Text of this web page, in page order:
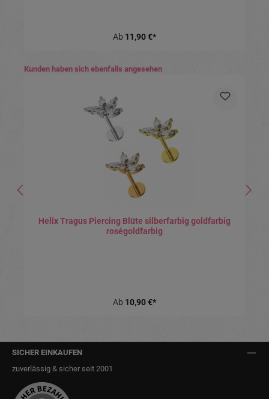
Ab 11,90 €*
Produktgalerie überspringen
Kunden haben sich ebenfalls angesehen
Helix Tragus Piercing Blüte silberfarbig goldfarbig
roségoldfarbig
Ab 10,90 €*
SICHER EINKAUFEN
zuverlässig & sicher seit 2001